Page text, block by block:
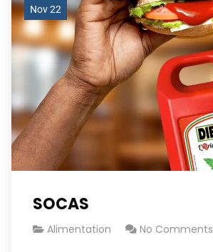
Nov 22
SOCAS
Alimentation No Comments